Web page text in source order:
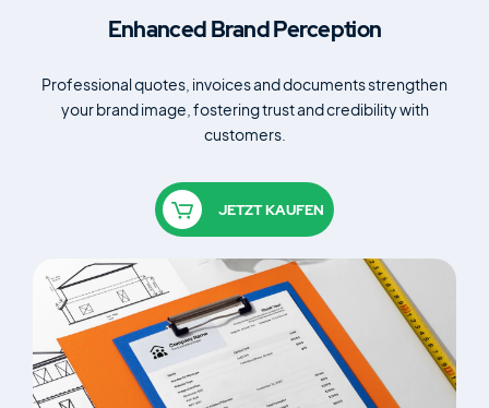
EnhancedBrand Perception
Professional quotes, invoices and documents strengthen
your brand image, fostering trust and credibility with
customers.
JETZT KAUFEN